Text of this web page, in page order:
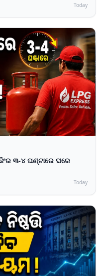
Today
୩-୪ ଘଣ୍ଟାରେ ଘରେ
Today